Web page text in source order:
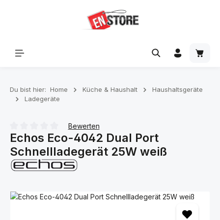
Du bist hier: Home Küche & Haushalt
Haushaltsgeräte
Ladegeräte
Durchschnittliche Bewertung von 0 von 5 Sternen
Bewerten
Echos Eco-4042 Dual Port
Schnellladegerät 25W weiß
Bildergalerie überspringen